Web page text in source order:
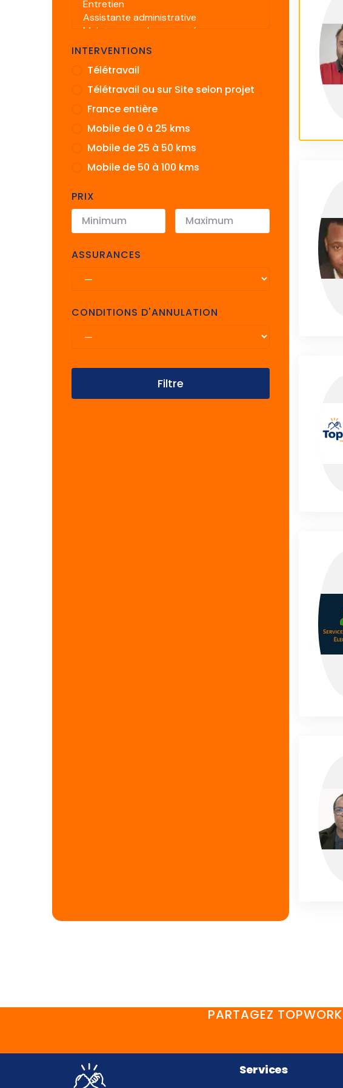
INTERVENTIONS
Télétravail
Télétravail ou sur Site selon projet
France entière
Mobile de 0 à 25 kms
Mobile de 25 à 50 kms
Mobile de 50 à 100 kms
PRIX
ASSURANCES
CONDITIONS D'ANNULATION
Filtre
PARTAGEZ
Services